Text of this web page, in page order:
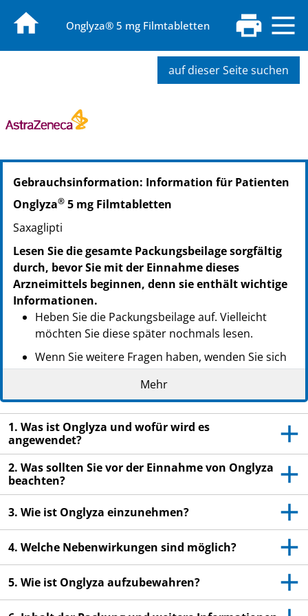
Onglyza® 5 mg Filmtabletten
auf dieser Seite suchen
PZN: 01753693
PPN: 110175369313
PZN: 01753799
Gebrauchsinformation: Information für Patienten
Onglyza® 5 mg Filmtabletten
Saxaglipti
Lesen Sie die gesamte Packungsbeilage sorgfältig
durch, bevor Sie mit der Einnahme dieses
Arzneimittels beginnen, denn sie enthält wichtige
Informationen.
Heben Sie die Packungsbeilage auf. Vielleicht
möchten Sie diese später nochmals lesen.
Wenn Sie weitere Fragen haben, wenden Sie sich
an Ihren Arzt, Apotheker oder das medizinische
Dieses Arzneimittel wurde Ihnen persönlich
verschrieben. Geben Sie es nicht an Dritte weiter.
Es kann anderen Menschen schaden, auch wenn
diese die gleichen Beschwerden haben wie Sie.
Wenn Sie Nebenwirkungen bemerken, wenden Sie
medizinische Fachpersonal. Dies gilt auch für
Packungsbeilage angegeben sind. Siehe Abschnitt
4.
Mehr
1. Was ist Onglyza und wofür wird es
angewendet?
2. Was sollten Sie vor der Einnahme von Onglyza
beachten?
3. Wie ist Onglyza einzunehmen?
4. Welche Nebenwirkungen sind möglich?
5. Wie ist Onglyza aufzubewahren?